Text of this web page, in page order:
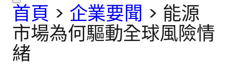
首頁 > 企業要聞 > 能源
市場為何驅動全球風險情
緒